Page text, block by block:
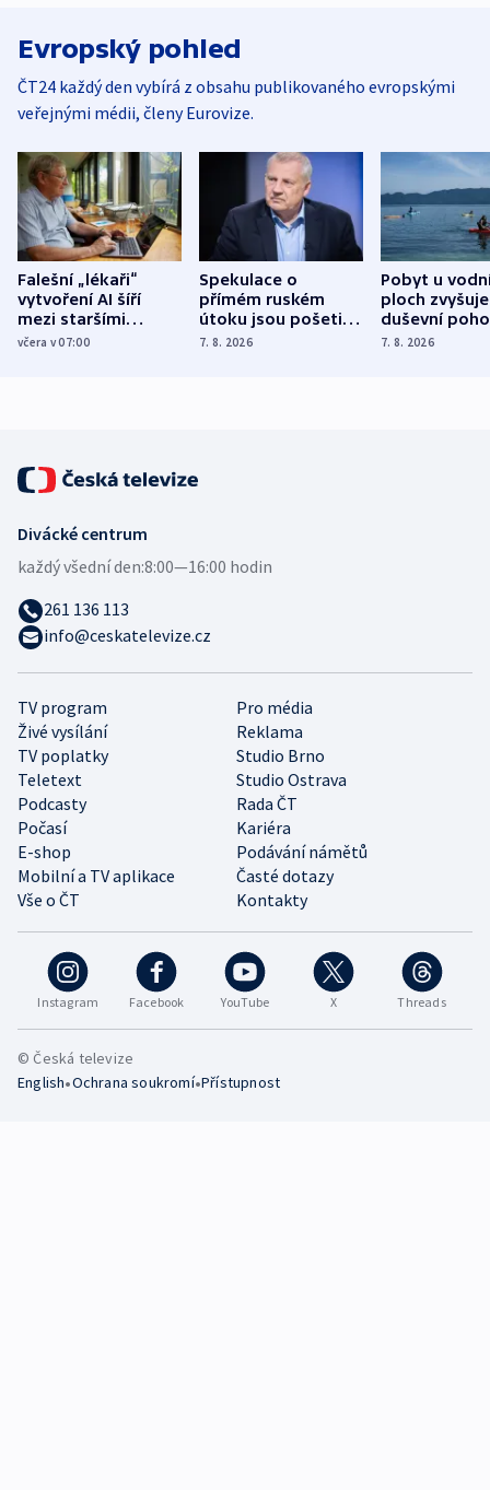
Evropský pohled
ČT24 každý den vybírá z obsahu publikovaného evropskými
veřejnými médii, členy Eurovize.
Falešní „lékaři“
vytvoření AI šíří
mezi staršími
Poláky nebezpečné
včera v 07:00
Spekulace o
přímém ruském
útoku jsou pošetilé,
míní estonský
7. 8. 2026
Pobyt u
ploch zvyšuje
duševní
ukázala
7. 8. 2026
Instagram Facebook YouTube X Threads
TV program
Pro média
Živé vysílání
Reklama
TV poplatky
Studio Brno
Teletext
Studio Ostrava
Podcasty
Rada ČT
Počasí
Kariéra
E-shop
Podávání námětů
Mobilní a TV aplikace
Časté dotazy
Vše o ČT
Kontakty
Divácké centrum
každý všední den:8:00—16:00 hodin
261 136 113
info@ceskatelevize.cz
© Česká televize
English•Ochrana soukromí•Přístupnost